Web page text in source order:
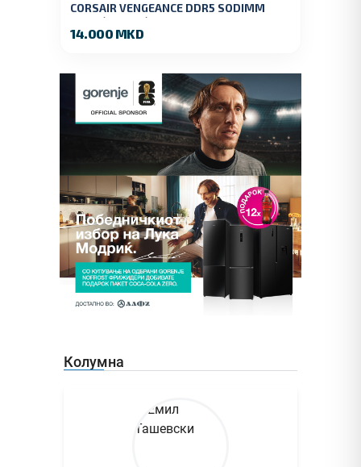
CORSAIR VENGEANCE DDR5 SODIMM
32GB (2x16GB) DDR5 4800MT/s
14.000 MKD
Колумна